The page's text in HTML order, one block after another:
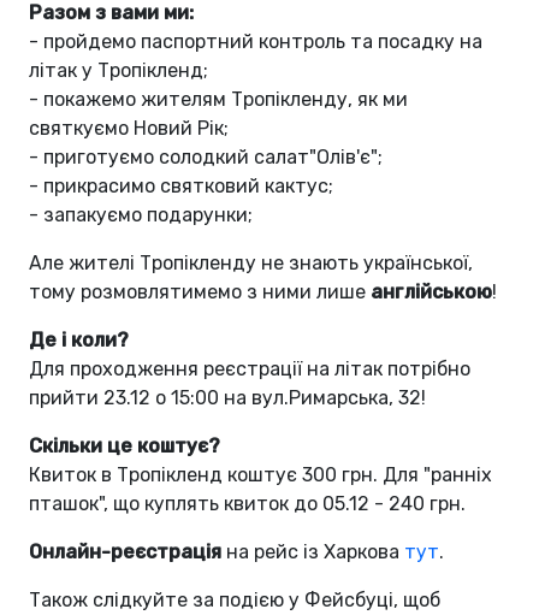
Разом з вами ми:
- пройдемо паспортний контроль та посадку на
літак у Тропікленд;
- покажемо жителям Тропікленду, як ми
святкуємо Новий Рік;
- приготуємо солодкий салат"Олів'є";
- прикрасимо святковий кактус;
- запакуємо подарунки;
Але жителі Тропікленду не знають української,
тому розмовлятимемо з ними лише англійською!
Де і коли?
Для проходження реєстрації на літак потрібно
прийти 23.12 о 15:00 на вул.Римарська, 32!
Скільки це коштує?
Квиток в Тропікленд коштує 300 грн. Для "ранніх
пташок", що куплять квиток до 05.12 - 240 грн.
Онлайн-реєстрація на рейс із Харкова тут.
Також слідкуйте за подією у Фейсбуці, щоб